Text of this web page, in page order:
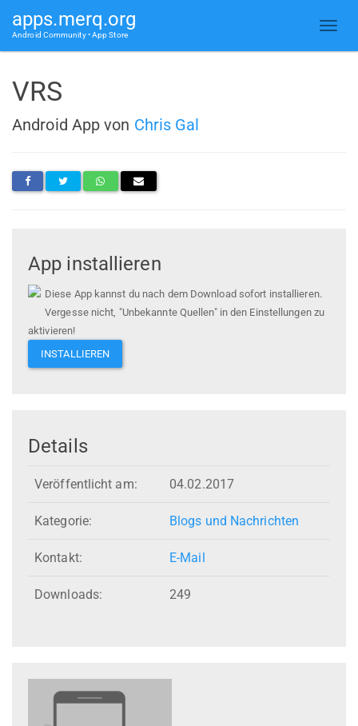
apps.merq.org
Android Community • App Store
VRS
Android App von Chris Gal
App installieren
Diese App kannst du nach dem Download sofort installieren.
Vergesse nicht, "Unbekannte Quellen" in den Einstellungen zu
aktivieren!
INSTALLIEREN
Details
Veröffentlicht am: 04.02.2017
Kategorie: Blogs und Nachrichten
Kontakt: E-Mail
Downloads: 249